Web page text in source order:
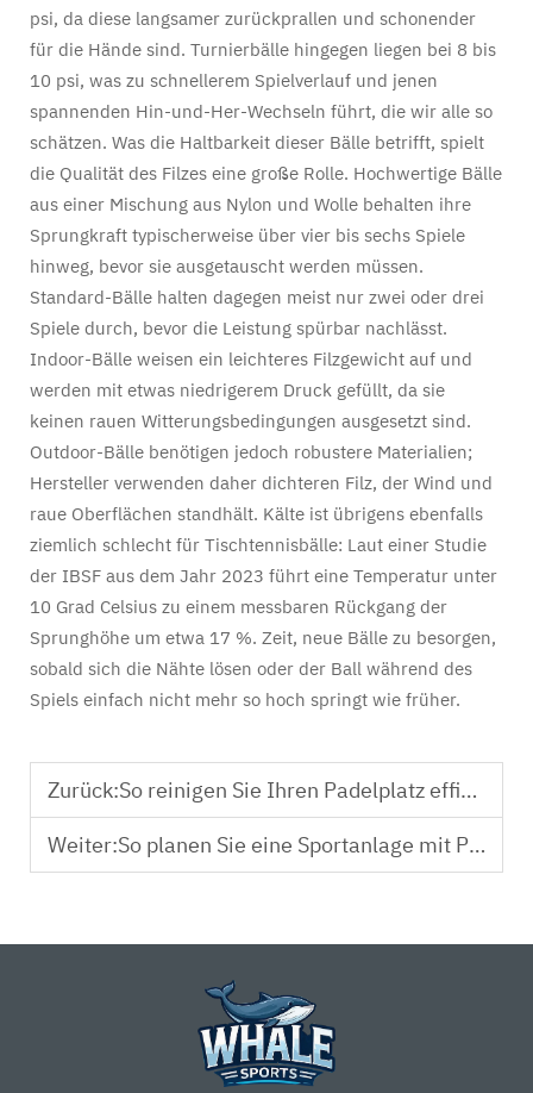
psi, da diese langsamer zurückprallen und schonender
für die Hände sind. Turnierbälle hingegen liegen bei 8 bis
10 psi, was zu schnellerem Spielverlauf und jenen
spannenden Hin-und-Her-Wechseln führt, die wir alle so
schätzen. Was die Haltbarkeit dieser Bälle betrifft, spielt
die Qualität des Filzes eine große Rolle. Hochwertige Bälle
aus einer Mischung aus Nylon und Wolle behalten ihre
Sprungkraft typischerweise über vier bis sechs Spiele
hinweg, bevor sie ausgetauscht werden müssen.
Standard-Bälle halten dagegen meist nur zwei oder drei
Spiele durch, bevor die Leistung spürbar nachlässt.
Indoor-Bälle weisen ein leichteres Filzgewicht auf und
werden mit etwas niedrigerem Druck gefüllt, da sie
keinen rauen Witterungsbedingungen ausgesetzt sind.
Outdoor-Bälle benötigen jedoch robustere Materialien;
Hersteller verwenden daher dichteren Filz, der Wind und
raue Oberflächen standhält. Kälte ist übrigens ebenfalls
ziemlich schlecht für Tischtennisbälle: Laut einer Studie
der IBSF aus dem Jahr 2023 führt eine Temperatur unter
10 Grad Celsius zu einem messbaren Rückgang der
Sprunghöhe um etwa 17 %. Zeit, neue Bälle zu besorgen,
sobald sich die Nähte lösen oder der Ball während des
Spiels einfach nicht mehr so hoch springt wie früher.
Zurück:So reinigen Sie Ihren Padelplatz effizient
Weiter:So planen Sie eine Sportanlage mit Padel- und Pickleballplätzen